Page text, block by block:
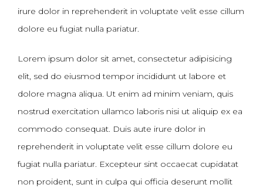
irure dolor in reprehenderit in voluptate velit esse cillum
dolore eu fugiat nulla pariatur.
Lorem ipsum dolor sit amet, consectetur adipisicing
elit, sed do eiusmod tempor incididunt ut labore et
dolore magna aliqua. Ut enim ad minim veniam, quis
nostrud exercitation ullamco laboris nisi ut aliquip ex ea
commodo consequat. Duis aute irure dolor in
reprehenderit in voluptate velit esse cillum dolore eu
fugiat nulla pariatur. Excepteur sint occaecat cupidatat
non proident, sunt in culpa qui officia deserunt mollit